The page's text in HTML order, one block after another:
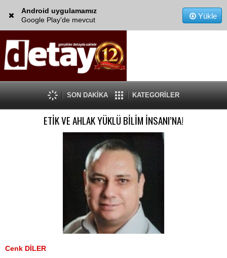
Android uygulamamız
Google Play'de mevcut
Yükle
SON DAKİKA KATEGORİLER
ETİK VE AHLAK YÜKLÜ BİLİM İNSANI’NA!
Cenk DİLER